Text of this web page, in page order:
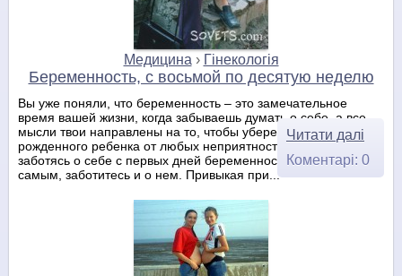
Медицина › Гінекологія
Беременность, с восьмой по десятую неделю
Вы уже поняли, что беременность – это замечательное
время вашей жизни, когда забываешь думать о себе, а все
мысли твои направлены на то, чтобы уберечь еще не
рожденного ребенка от любых неприятностей. Хотя,
заботясь о себе с первых дней беременности, вы, тем
самым, заботитесь и о нем. Привыкая при...
Читати далі
Коментарі: 0